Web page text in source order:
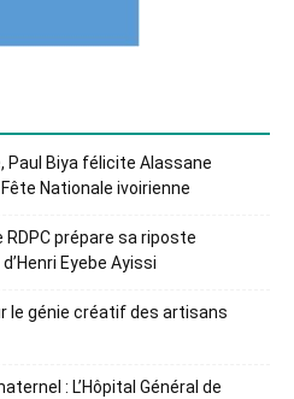
Paul Biya félicite Alassane
Nationale ivoirienne
RDPC prépare sa riposte
Eyebe Ayissi
le génie créatif des artisans
: L’Hôpital Général de